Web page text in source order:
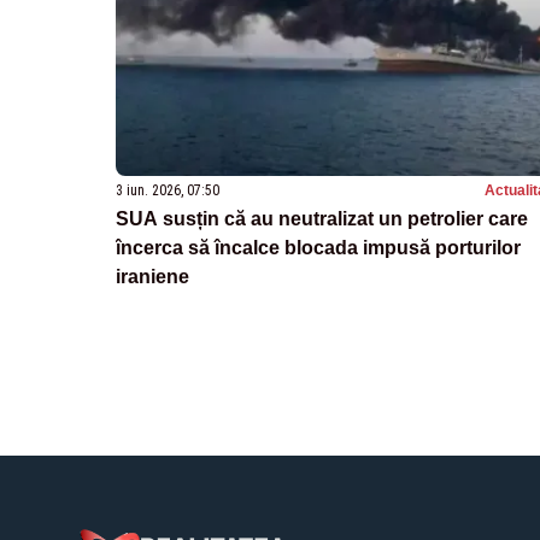
3 iun. 2026, 07:50
SUA susțin că au neutralizat un petrolier care
încerca să încalce blocada impusă porturilor
iraniene